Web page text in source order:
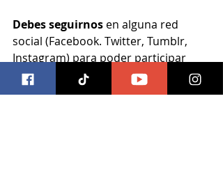
Debes seguirnos en alguna red
social (Facebook. Twitter, Tumblr,
Instagram) para poder participar
Válido en la zona metropolitana de